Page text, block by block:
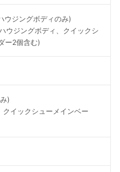
ジングボディのみ)
ジングボディ、クイックシ
ー2個含む)
)
イックシューメインベー